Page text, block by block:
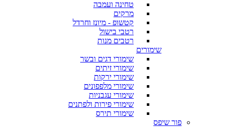
טחינה ועמבה
מרקים
קטשופ - מיונז וחרדל
רטבי בישול
רטבים מנות
שימורים
שימורי דגים ובשר
שימורי זיתים
שימורי ירקות
שימורי מלפפונים
שימורי עגבניות
שימורי פירות ולפתנים
שימורי תירס
פור שיפס